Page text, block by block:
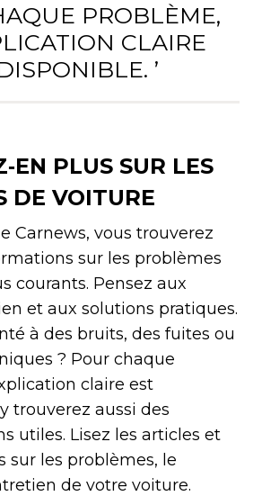
PROBLÈME,
CLAIRE
’
PLUS SUR LES
DE VOITURE
Carnews, vous trouverez
sur les problèmes
courants. Pensez aux
et aux solutions pratiques.
à des bruits, des fuites ou
? Pour chaque
claire est
trouverez aussi des
utiles. Lisez les articles et
sur les problèmes, le
de votre voiture.